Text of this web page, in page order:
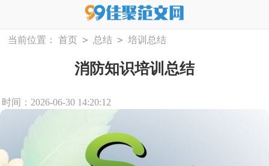
当前位置： 首页 > 总结 > 培训总结
消防知识培训总结
时间：2026-06-30 14:20:12